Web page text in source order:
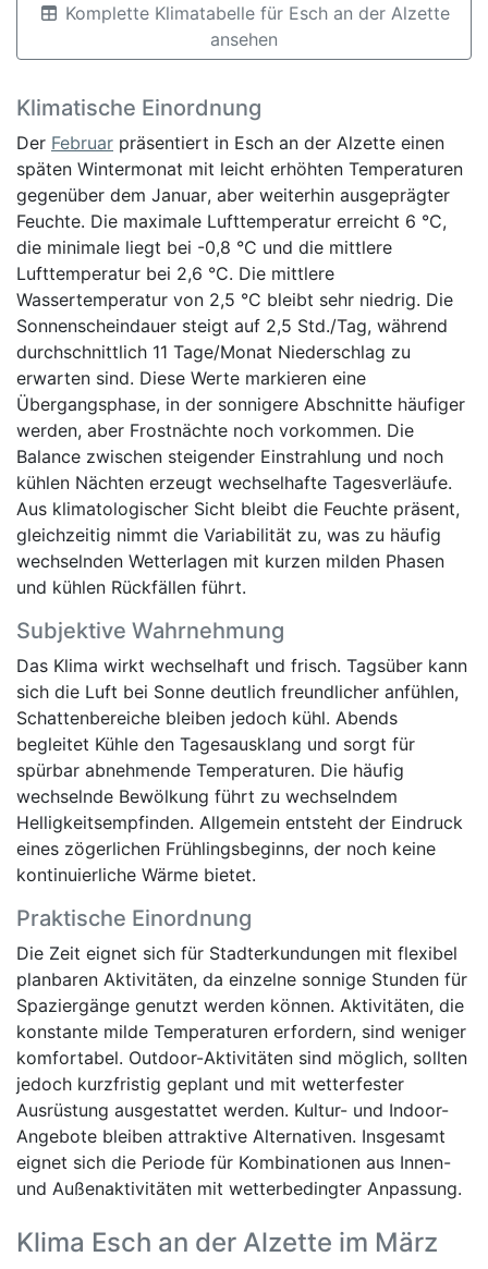
Komplette Klimatabelle für Esch an der Alzette
ansehen
Klimatische Einordnung
Der Februar präsentiert in Esch an der Alzette einen
späten Wintermonat mit leicht erhöhten Temperaturen
gegenüber dem Januar, aber weiterhin ausgeprägter
Feuchte. Die maximale Lufttemperatur erreicht 6 °C,
die minimale liegt bei -0,8 °C und die mittlere
Lufttemperatur bei 2,6 °C. Die mittlere
Wassertemperatur von 2,5 °C bleibt sehr niedrig. Die
Sonnenscheindauer steigt auf 2,5 Std./Tag, während
durchschnittlich 11 Tage/Monat Niederschlag zu
erwarten sind. Diese Werte markieren eine
Übergangsphase, in der sonnigere Abschnitte häufiger
werden, aber Frostnächte noch vorkommen. Die
Balance zwischen steigender Einstrahlung und noch
kühlen Nächten erzeugt wechselhafte Tagesverläufe.
Aus klimatologischer Sicht bleibt die Feuchte präsent,
gleichzeitig nimmt die Variabilität zu, was zu häufig
wechselnden Wetterlagen mit kurzen milden Phasen
und kühlen Rückfällen führt.
Subjektive Wahrnehmung
Das Klima wirkt wechselhaft und frisch. Tagsüber kann
sich die Luft bei Sonne deutlich freundlicher anfühlen,
Schattenbereiche bleiben jedoch kühl. Abends
begleitet Kühle den Tagesausklang und sorgt für
spürbar abnehmende Temperaturen. Die häufig
wechselnde Bewölkung führt zu wechselndem
Helligkeitsempfinden. Allgemein entsteht der Eindruck
eines zögerlichen Frühlingsbeginns, der noch keine
kontinuierliche Wärme bietet.
Praktische Einordnung
Die Zeit eignet sich für Stadterkundungen mit flexibel
planbaren Aktivitäten, da einzelne sonnige Stunden für
Spaziergänge genutzt werden können. Aktivitäten, die
konstante milde Temperaturen erfordern, sind weniger
komfortabel. Outdoor-Aktivitäten sind möglich, sollten
jedoch kurzfristig geplant und mit wetterfester
Ausrüstung ausgestattet werden. Kultur- und Indoor-
Angebote bleiben attraktive Alternativen. Insgesamt
eignet sich die Periode für Kombinationen aus Innen-
und Außenaktivitäten mit wetterbedingter Anpassung.
Klima Esch an der Alzette im März